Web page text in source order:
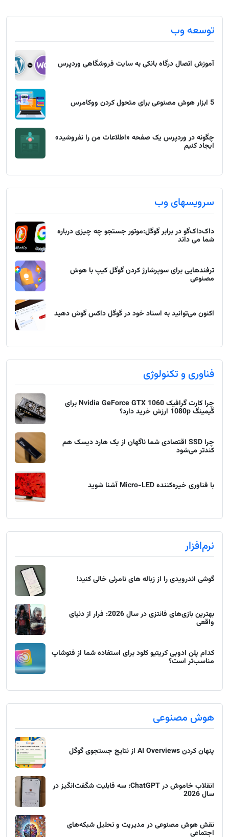
توسعه وب
آموزش اتصال درگاه بانکی به سایت فروشگاهی وردپرس
5 ابزار هوش مصنوعی برای متحول کردن ووکامرس
چگونه در وردپرس یک صفحه «اطلاعات من را نفروشید»
ایجاد کنیم
سرویسهای وب
داک‌داک‌گو در برابر گوگل:موتور جستجو چه چیزی درباره
شما می داند
ترفندهایی برای سوپرشارژ کردن گوگل کیپ با هوش
مصنوعی
اکنون می‌توانید به اسناد خود در گوگل داکس گوش دهید
فناوری و تکنولوژی
چرا کارت گرافیک Nvidia GeForce GTX 1060 برای
گیمینگ 1080p ارزش خرید دارد؟
چرا SSD اقتصادی شما ناگهان از یک هارد دیسک هم
کندتر می‌شود
با فناوری خیره‌کننده Micro-LED آشنا شوید
نرم‌افزار
گوشی اندرویدی را از زباله های نامرئی خالی کنید!
بهترین بازی‌های فانتزی در سال 2026: فرار از دنیای
واقعی
کدام پلن ادوبی کریتیو کلود برای استفاده شما از فتوشاپ
مناسب‌تر است؟
هوش مصنوعی
پنهان کردن AI Overviews از نتایج جستجوی گوگل
انقلاب خاموش در ChatGPT: سه قابلیت شگفت‌انگیز در
سال 2026
نقش هوش مصنوعی در مدیریت و تحلیل شبکه‌های
اجتماعی